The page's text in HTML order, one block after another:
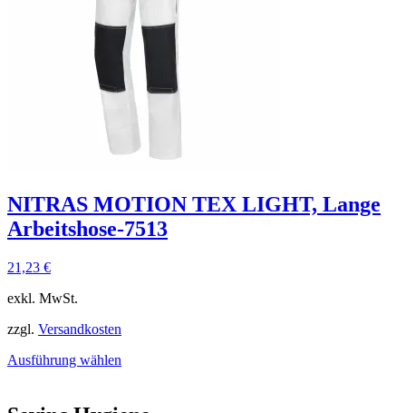
NITRAS MOTION TEX LIGHT, Lange
Arbeitshose-7513
21,23 €
exkl. MwSt.
zzgl. Versandkosten
Ausführung wählen